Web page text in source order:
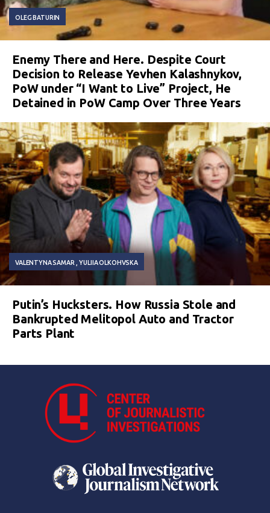
OLEG BATURIN
Enemy There and Here. Despite Court
Decision to Release Yevhen Kalashnykov,
PoW under “I Want to Live” Project, He
Detained in PoW Camp Over Three Years
VALENTYNA SAMAR YULIIA OLKOHVSKA
Putin’s Hucksters. How Russia Stole and
Bankrupted Melitopol Auto and Tractor
Parts Plant